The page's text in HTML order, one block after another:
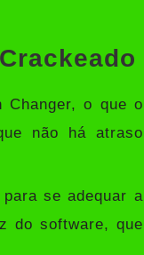
o que o
não há atraso
se adequar a
do software, que